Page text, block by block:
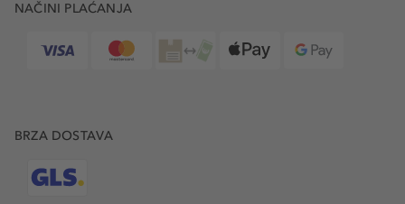
NAČINI PLAĆANJA
BRZA DOSTAVA